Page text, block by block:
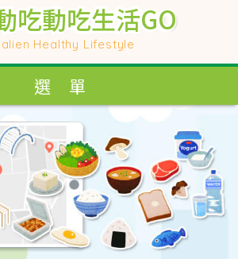
吃動吃生活GO
Healthy Lifestyle
吃動吃生活GO
選 單
吃動吃生活GO
Healthy Lifestyle
吃動吃生活GO
選 單